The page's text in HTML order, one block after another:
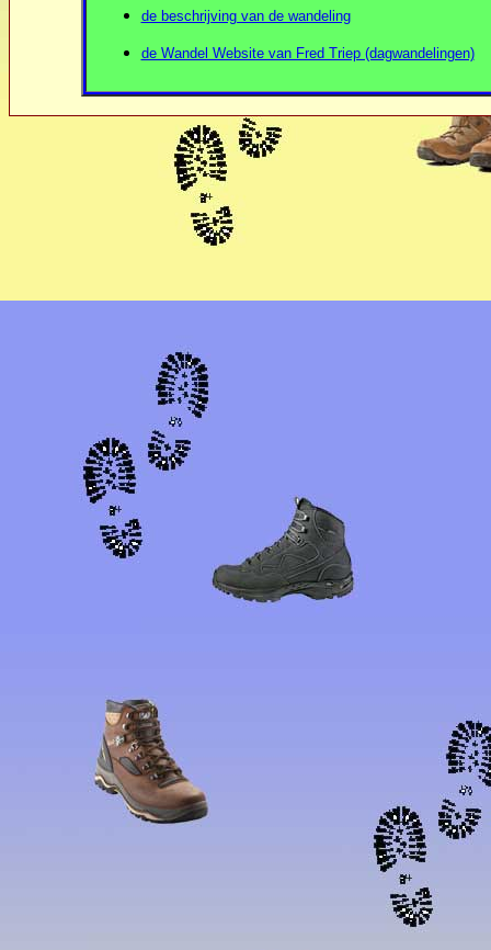
de beschrijving van de wandeling
de Wandel Website van Fred Triep (dagwandelingen)